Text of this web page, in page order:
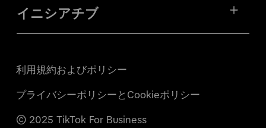
イニシアチブ
利用規約およびポリシー
プライバシーポリシーとCookieポリシー
© 2025 TikTok For Business